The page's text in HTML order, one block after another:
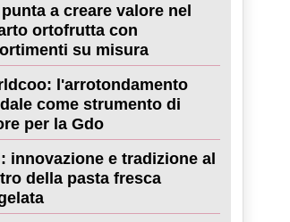
a creare valore nel
ortofrutta con
su misura
l'arrotondamento
come strumento di
per la Gdo
innovazione e tradizione al
della pasta fresca